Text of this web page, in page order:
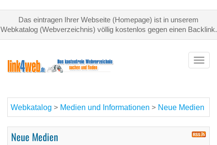
Das eintragen Ihrer Webseite (Homepage) ist in unserem
Webkatalog (Webverzeichnis) völlig kostenlos gegen einen Backlink.
Webkatalog > Medien und Informationen > Neue Medien
Neue Medien